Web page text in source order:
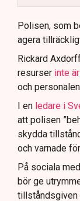
Polisen
för att
Samtidigt är
att navigera
Polisen, som
agera
Rickard
resurser inte
och
I en ledare i
att polisen
skydda
och varnade
På sociala
bör ge
tillståndsgiven